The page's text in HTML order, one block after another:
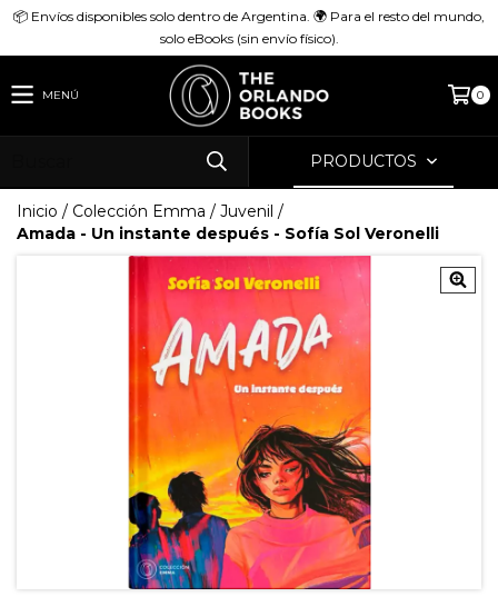
📦 Envíos disponibles solo dentro de Argentina. 🌍 Para el resto del mundo,
solo eBooks (sin envío físico).
MENÚ 0
PRODUCTOS
Inicio / Colección Emma / Juvenil /
Amada - Un instante después - Sofía Sol Veronelli